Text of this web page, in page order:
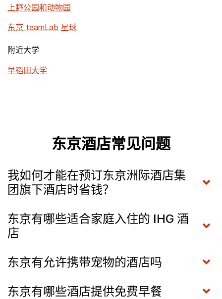
上野公园和动物园
东京 teamLab 星球
附近大学
早稻田大学
东京酒店常见问题
我如何才能在预订东京洲际酒店集
团旗下酒店时省钱？
东京有哪些适合家庭入住的 IHG 酒
店
东京有允许携带宠物的酒店吗
东京有哪些酒店提供免费早餐